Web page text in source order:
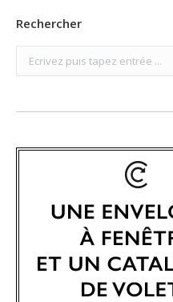
Rechercher
Search: